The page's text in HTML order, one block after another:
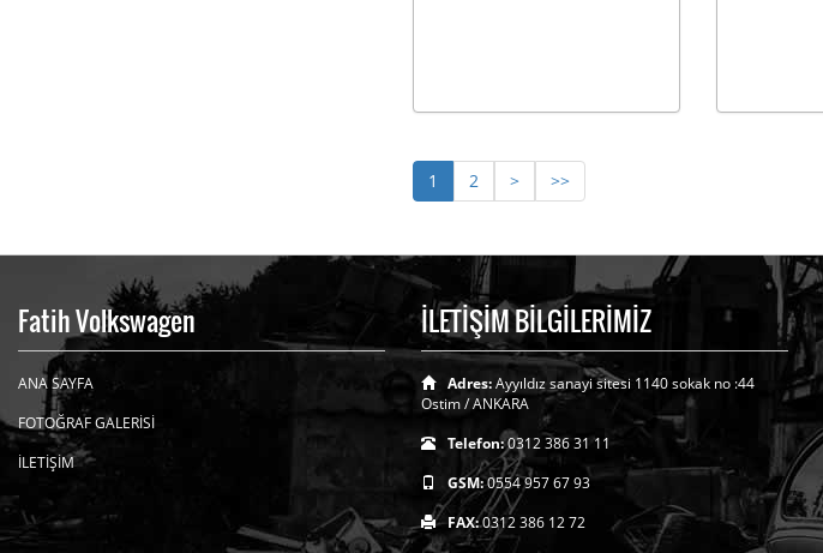
1 2 > >>
Fatih Volkswagen
ANA SAYFA
FOTOĞRAF GALERİSİ
İLETİŞİM
İLETİŞİM BİLGİLERİMİZ
Adres:Ayyıldız sanayi sitesi 1140 sokak no :44
Ostim / ANKARA
Telefon:0312 386 31 11
GSM:0554 957 67 93
FAX:0312 386 12 72